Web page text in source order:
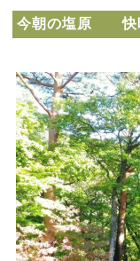
今朝の塩原